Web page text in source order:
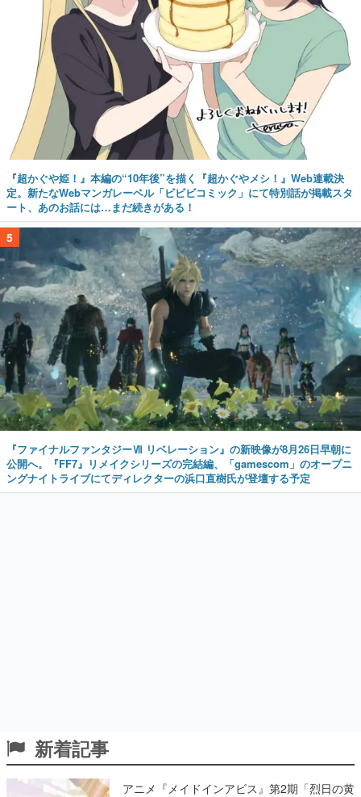
『超かぐや姫！』本編の“10年後”を描く『超かぐやメシ！』Web連載決
定。新たなWebマンガレーベル「ビビビコミック」にて特別話が掲載スタ
ート、あのお話には…まだ続きがある！
5
『ファイナルファンタジーⅦ リベレーション』の新映像が8月26日早朝に
公開へ。『FF7』リメイクシリーズの完結編、「gamescom」のオープニ
ングナイトライブにてディレクターの浜口直樹氏が登壇する予定
新着記事
アニメ『メイドインアビス』第2期「烈日の黄